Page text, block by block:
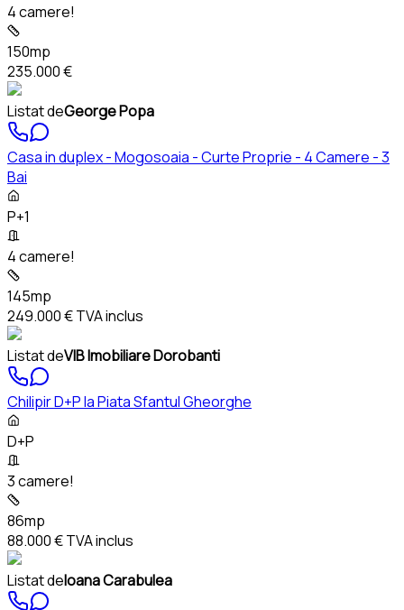
4 camere!
150mp
235.000 €
Listat deGeorge Popa
Casa in duplex - Mogosoaia - Curte Proprie - 4 Camere - 3
Bai
P+1
4 camere!
145mp
249.000 €TVA inclus
Listat deVIB Imobiliare Dorobanti
Chilipir D+P la Piata Sfantul Gheorghe
D+P
3 camere!
86mp
88.000 €TVA inclus
Listat deIoana Carabulea